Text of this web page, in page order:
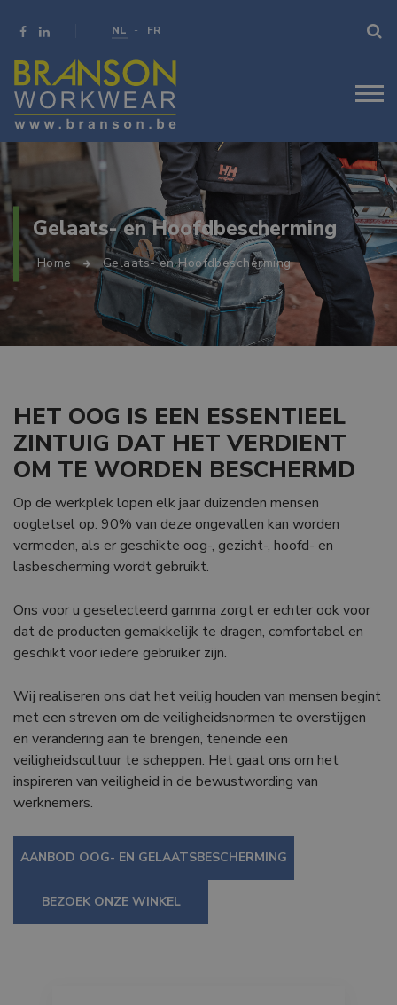
NL FR
Gelaats- en Hoofdbescherming
Home Gelaats- en Hoofdbescherming
HET OOG IS EEN ESSENTIEEL
ZINTUIG DAT HET VERDIENT
OM TE WORDEN BESCHERMD
Op de werkplek lopen elk jaar duizenden mensen
oogletsel op. 90% van deze ongevallen kan worden
vermeden, als er geschikte oog-, gezicht-, hoofd- en
lasbescherming wordt gebruikt.
Ons voor u geselecteerd gamma zorgt er echter ook voor
dat de producten gemakkelijk te dragen, comfortabel en
geschikt voor iedere gebruiker zijn.
Wij realiseren ons dat het veilig houden van mensen begint
met een streven om de veiligheidsnormen te overstijgen
en verandering aan te brengen, teneinde een
veiligheidscultuur te scheppen. Het gaat ons om het
inspireren van veiligheid in de bewustwording van
werknemers.
AANBOD OOG- EN GELAATSBESCHERMING
BEZOEK ONZE WINKEL